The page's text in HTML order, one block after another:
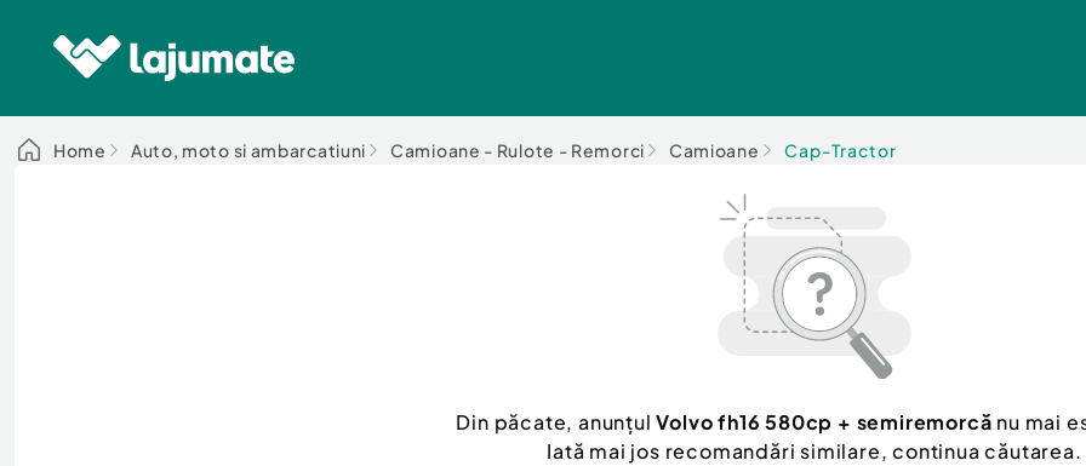
Home Auto, moto si ambarcatiuni Camioane - Rulote - Remorci Camioane Cap-Tractor
Din păcate, anunțulVolvo fh16 580cp + semiremorcă nu mai
Iată mai jos recomandări similare, continua căutarea.